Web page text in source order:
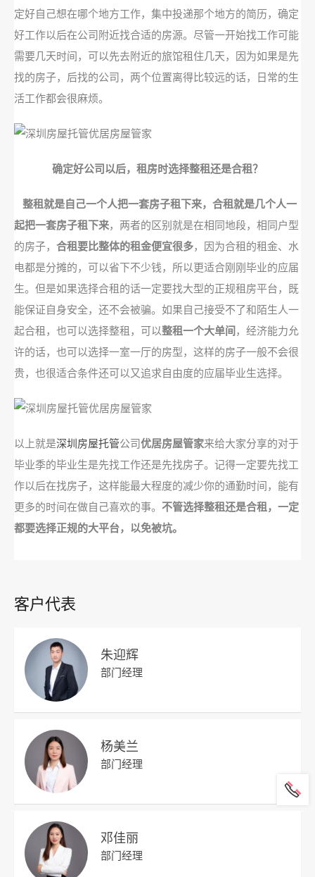
定好自己想在哪个地方工作，集中投递那个地方的简历，确定
好工作以后在公司附近找合适的房源。尽管一开始找工作可能
需要几天时间，可以先去附近的旅馆租住几天，因为如果是先
找的房子，后找的公司，两个位置离得比较远的话，日常的生
活工作都会很麻烦。
确定好公司以后，租房时选择整租还是合租？
整租就是自己一个人把一套房子租下来，合租就是几个人一
起把一套房子租下来，两者的区别就是在相同地段，相同户型
的房子， 合租要比整体的租金便宜很多，因为合租的租金、水
电都是分摊的，可以省下不少钱，所以更适合刚刚毕业的应届
生。但是如果选择合租的话一定要找大型的正规租房平台，既
能保证自身安全，还不会被骗。如果自己接受不了和陌生人一
起合租，也可以选择整租，可以整租一个大单间 ，经济能力允
许的话，也可以选择一室一厅的房型，这样的房子一般不会很
贵，也很适合条件还可以又追求自由度的应届毕业生选择。
以上就是深圳房屋托管公司优居房屋管家来给大家分享的对于
毕业季的毕业生是先找工作还是先找房子。记得一定要先找工
作以后在找房子，这样能最大程度的减少你的通勤时间，能有
更多的时间在做自己喜欢的事。 不管选择整租还是合租，一定
都要选择正规的大平台，以免被坑。
客户代表
朱迎辉
部门经理
杨美兰
部门经理
邓佳丽
部门经理